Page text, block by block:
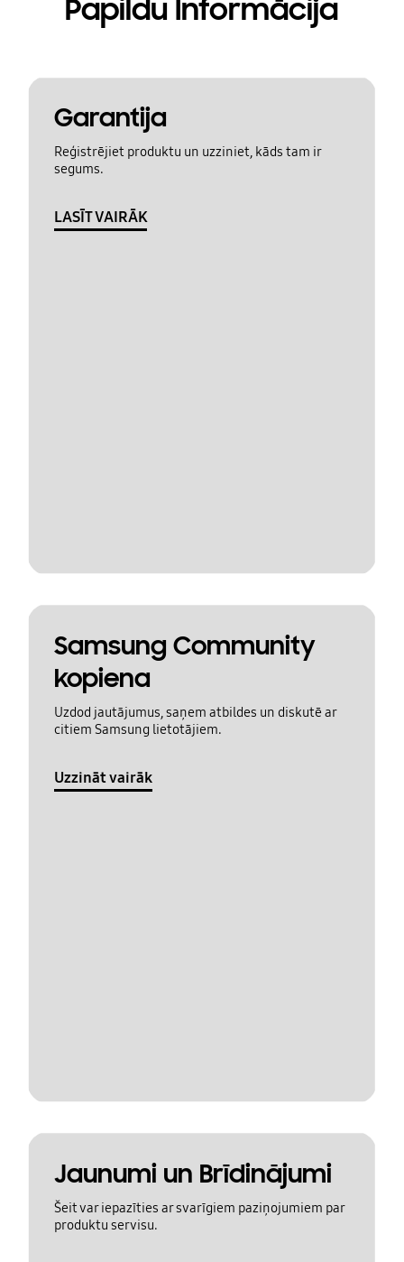
Papildu Informācija
Garantija
Reģistrējiet produktu un uzziniet, kāds tam ir
segums.
LASĪT VAIRĀK
Samsung Community
kopiena
Uzdod jautājumus, saņem atbildes un diskutē ar
citiem Samsung lietotājiem.
Uzzināt vairāk
Jaunumi un Brīdinājumi
Šeit var iepazīties ar svarīgiem paziņojumiem par
produktu servisu.